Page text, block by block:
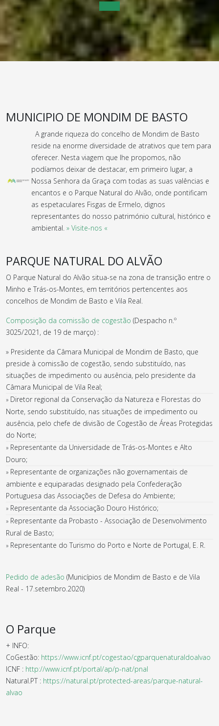
MUNICIPIO DE MONDIM DE BASTO
A grande riqueza do concelho de Mondim de Basto
reside na enorme diversidade de atrativos que tem para
oferecer. Nesta viagem que lhe propomos, não
podíamos deixar de destacar, em primeiro lugar, a
Nossa Senhora da Graça com todas as suas valências e
encantos e o Parque Natural do Alvão, onde pontificam
as espetaculares Fisgas de Ermelo, dignos
representantes do nosso património cultural, histórico e
ambiental. » Visite-nos «
PARQUE NATURAL DO ALVÃO
O Parque Natural do Alvão situa-se na zona de transição entre o
Minho e Trás-os-Montes, em territórios pertencentes aos
concelhos de Mondim de Basto e Vila Real.
Composição da comissão de cogestão (Despacho n.º
3025/2021, de 19 de março) :
» Presidente da Câmara Municipal de Mondim de Basto, que
preside à comissão de cogestão, sendo substituído, nas
situações de impedimento ou ausência, pelo presidente da
Câmara Municipal de Vila Real;
» Diretor regional da Conservação da Natureza e Florestas do
Norte, sendo substituído, nas situações de impedimento ou
ausência, pelo chefe de divisão de Cogestão de Áreas Protegidas
do Norte;
» Representante da Universidade de Trás-os-Montes e Alto
Douro;
» Representante de organizações não governamentais de
ambiente e equiparadas designado pela Confederação
Portuguesa das Associações de Defesa do Ambiente;
» Representante da Associação Douro Histórico;
» Representante da Probasto - Associação de Desenvolvimento
Rural de Basto;
» Representante do Turismo do Porto e Norte de Portugal, E. R.
Pedido de adesão (Municípios de Mondim de Basto e de Vila
Real - 17.setembro.2020)
O Parque
+ INFO:
CoGestão: https://www.icnf.pt/cogestao/cgparquenaturaldoalvao
ICNF : http://www.icnf.pt/portal/ap/p-nat/pnal
Natural.PT : https://natural.pt/protected-areas/parque-natural-
alvao